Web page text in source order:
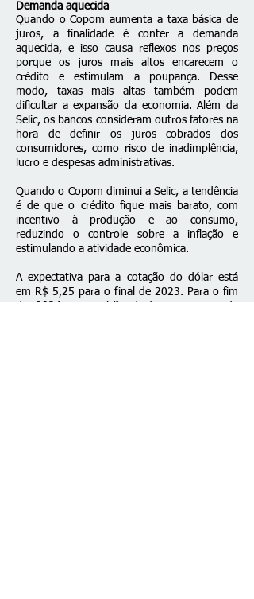
Demanda aquecida
Quando o Copom aumenta a taxa básica de
juros, a finalidade é conter a demanda
aquecida, e isso causa reflexos nos preços
porque os juros mais altos encarecem o
crédito e estimulam a poupança. Desse
modo, taxas mais altas também podem
dificultar a expansão da economia. Além da
Selic, os bancos consideram outros fatores na
hora de definir os juros cobrados dos
consumidores, como risco de inadimplência,
lucro e despesas administrativas.
Quando o Copom diminui a Selic, a tendência
é de que o crédito fique mais barato, com
incentivo à produção e ao consumo,
reduzindo o controle sobre a inflação e
estimulando a atividade econômica.
A expectativa para a cotação do dólar está
em R$ 5,25 para o final de 2023. Para o fim